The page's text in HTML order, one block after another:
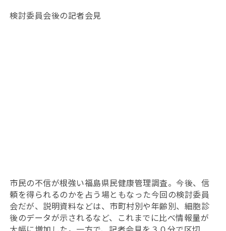
検討委員会後の記者会見
市民の不信が根強い福島県民健康管理調査。今後、信
頼を得られるのかを占う場ともなった今回の検討委員
会だが、説明資料などは、市町村別や年齢別、細胞診
後のデータが示されるなど、これまでに比べ情報量が